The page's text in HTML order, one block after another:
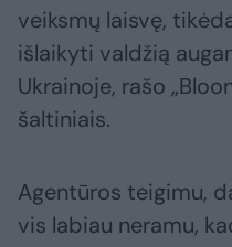
veiksmų laisvę,
išlaikyti valdžią
Ukrainoje, rašo
šaltiniais.
Agentūros teigimu,
vis labiau neramu,